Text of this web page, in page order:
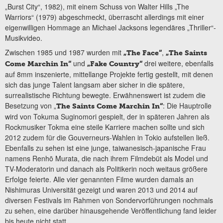
„Burst City“, 1982), mit einem Schuss von Walter Hills „The
Warriors“ (1979) abgeschmeckt, überrascht allerdings mit einer
eigenwilligen Hommage an Michael Jacksons legendäres „Thriller“-
Musikvideo.
Zwischen 1985 und 1987 wurden mit „The Face“, „The Saints
Come Marchin In“ und „Fake Country“ drei weitere, ebenfalls
auf 8mm inszenierte, mittellange Projekte fertig gestellt, mit denen
sich das junge Talent langsam aber sicher in die spätere,
surrealistische Richtung bewegte. Erwähnenswert ist zudem die
Besetzung von „The Saints Come Marchin In“: Die Hauptrolle
wird von Tokuma Suginomori gespielt, der in späteren Jahren als
Rockmusiker Tokma eine steile Karriere machen sollte und sich
2012 zudem für die Gouverneurs-Wahlen in Tokio aufstellen ließ.
Ebenfalls zu sehen ist eine junge, taiwanesisch-japanische Frau
namens Renhō Murata, die nach ihrem Filmdebüt als Model und
TV-Moderatorin und danach als Politikerin noch weitaus größere
Erfolge feierte. Alle vier genannten Filme wurden damals an
Nishimuras Universität gezeigt und waren 2013 und 2014 auf
diversen Festivals im Rahmen von Sondervorführungen nochmals
zu sehen, eine darüber hinausgehende Veröffentlichung fand leider